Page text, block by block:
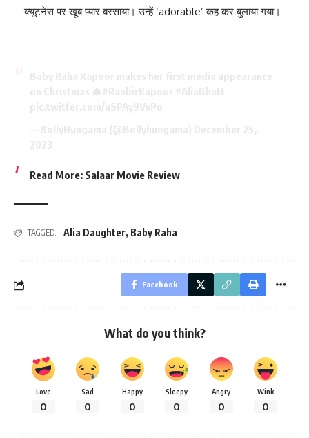
क्यूटनेस पर खूब प्यार बरसाया। उन्हें ‘adorable’ कह कर बुलाया गया।
Read More: Salaar Movie Review
TAGGED: Alia Daughter, Baby Raha
Facebook
What do you think?
Love
0
Sad
0
Happy
0
Sleepy
0
Angry
0
Wink
0